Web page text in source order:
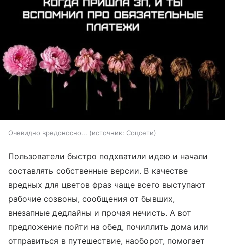
Очевидно вредоносно... источник: Соцсети
Пользователи быстро подхватили идею и начали
составлять собственные версии. В качестве
вредных для цветов фраз чаще всего выступают
рабочие созвоны, сообщения от бывших,
внезапные дедлайны и прочая нечисть. А вот
предложение пойти на обед, почиллить дома или
отправиться в путешествие, наоборот, помогает